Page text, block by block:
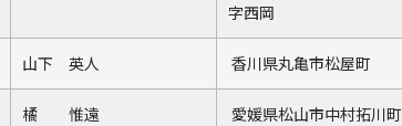
字西岡
山下 英人 香川県丸亀市松屋町
橘 惟遠 愛媛県松山市中村拓川町